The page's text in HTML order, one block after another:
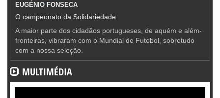
EUGÉNIO FONSECA
O campeonato da Solidariedade
A maior parte dos cidadãos portugueses, de aquém e além-
fronteiras, vibraram com o Mundial de Futebol, sobretudo
com a nossa seleção.
MULTIMÉDIA